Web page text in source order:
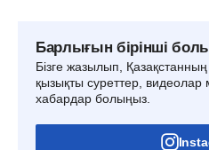
Барлығын бірінші
Бізге жазылып,
қызықты суреттер, видеолар
хабардар болыңыз.